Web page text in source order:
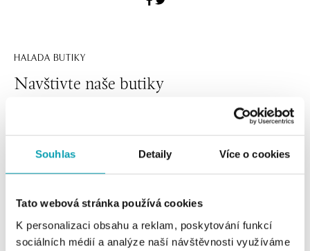
Souhlas Detaily Více o cookies
Tato webová stránka používá cookies
K personalizaci obsahu a reklam, poskytování funkcí
sociálních médií a analýze naší návštěvnosti využíváme
HALADA BUTIKY
Navštivte naše butiky